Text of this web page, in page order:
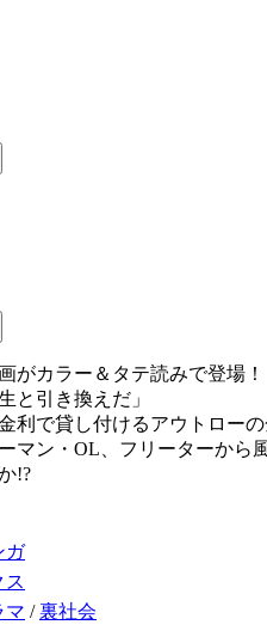
がカラー＆タテ読みで登場！
と引き換えだ」
利で貸し付けるアウトロー
マン・OL、フリーターか
!?
ガ
ス
マ /裏社会